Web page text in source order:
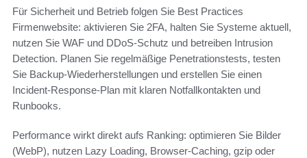
Für Sicherheit und Betrieb folgen Sie Best Practices
Firmenwebsite: aktivieren Sie 2FA, halten Sie Systeme aktuell,
nutzen Sie WAF und DDoS‑Schutz und betreiben Intrusion
Detection. Planen Sie regelmäßige Penetrationstests, testen
Sie Backup‑Wiederherstellungen und erstellen Sie einen
Incident‑Response‑Plan mit klaren Notfallkontakten und
Runbooks.
Performance wirkt direkt aufs Ranking: optimieren Sie Bilder
(WebP), nutzen Lazy Loading, Browser‑Caching, gzip oder